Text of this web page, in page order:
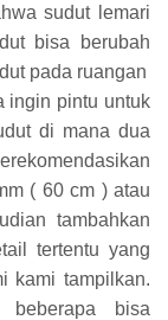
sudut lemari
bisa berubah
pada ruangan
ingin pintu untuk
di mana dua
( 60 cm ) atau
tambahkan
tertentu yang
kami tampilkan.
bisa